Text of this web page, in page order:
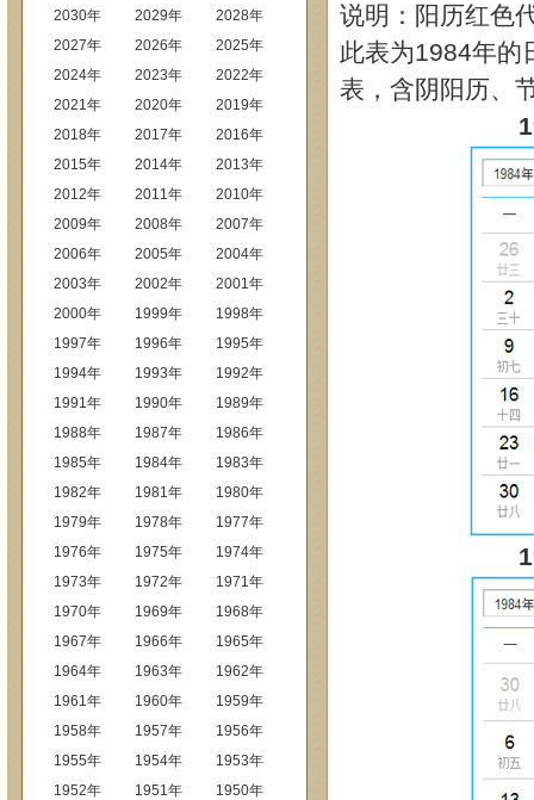
2030年 2029年
2028年
2027年
2026年
2025年
2024年
2023年
2022年
2021年
2020年
2019年
2018年
2017年
2016年
2015年
2014年
2013年
2012年
2011年
2010年
2009年
2008年
2007年
2006年
2005年
2004年
2003年
2002年
2001年
2000年
1999年
1998年
1997年
1996年
1995年
1994年
1993年
1992年
1991年
1990年
1989年
1988年
1987年
1986年
1985年
1984年
1983年
1982年
1981年
1980年
1979年
1978年
1977年
1976年
1975年
1974年
1973年
1972年
1971年
1970年
1969年
1968年
1967年
1966年
1965年
1964年
1963年
1962年
1961年
1960年
1959年
1958年
1957年
1956年
1955年
1954年
1953年
1952年
1951年
1950年
说明：阳历红色
此表为1984年的
表，含阴阳历、